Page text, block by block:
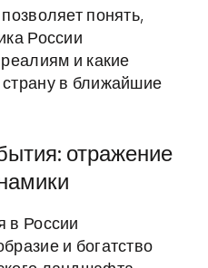
понять,
России
и какие
в ближайшие
отражение
в России
и богатство